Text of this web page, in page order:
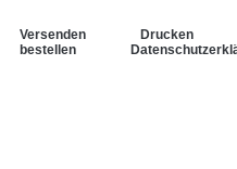
Versenden Drucken
bestellen